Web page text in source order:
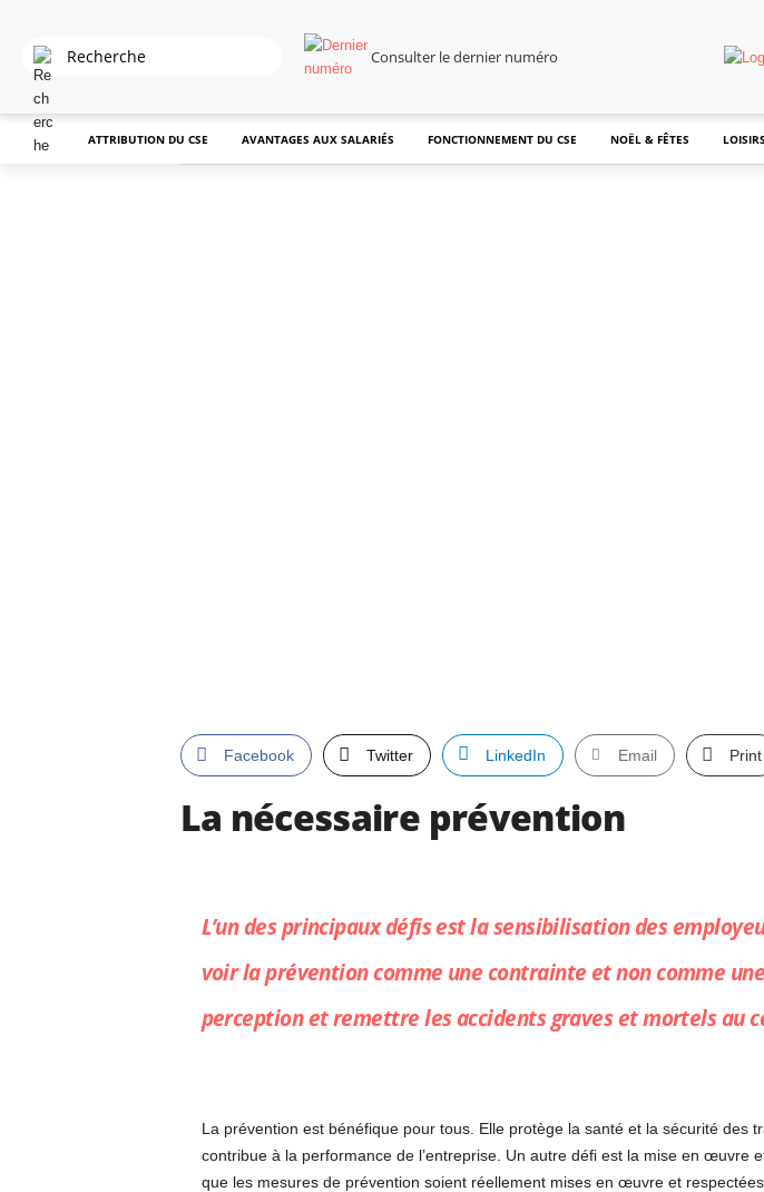
Consulter le dernier numéro
ATTRIBUTION DU CSE AVANTAGES AUX SALARIÉS FONCTIONNEMENT DU CSE NOËL & FÊTES
Facebook Twitter LinkedIn Email Print
La nécessaire prévention
L’un des principaux défis est la sensibilisation des
voir la prévention comme une contrainte et non comme
perception et remettre les accidents graves et mortels au
La prévention est bénéfique pour tous. Elle protège la santé et la sécurité des
contribue à la performance de l’entreprise. Un autre défi est la mise en œuvre
que les mesures de prévention soient réellement mises en œuvre et respectées